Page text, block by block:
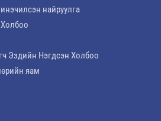
найруулга
Эздийн Нэгдсэн Холбоо
яам